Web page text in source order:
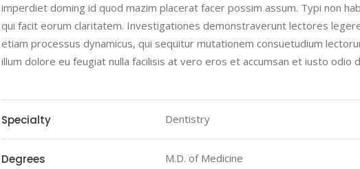
imperdiet doming id quod mazim placerat facer possim assum. Typi non
qui facit eorum claritatem. Investigationes demonstraverunt lectores
etiam processus dynamicus, qui sequitur mutationem consuetudium
illum dolore eu feugiat nulla facilisis at vero eros et accumsan et iusto odio
Specialty Dentistry
Degrees M.D. of Medicine